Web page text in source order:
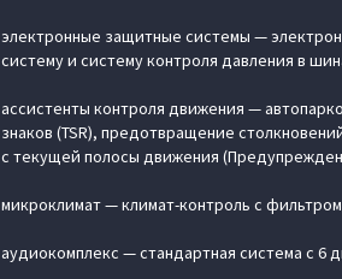
электронные защитные системы —
систему и систему контроля давления в
ассистенты контроля движения —
знаков (TSR), предотвращение
с текущей полосы движения
микроклимат — климат-контроль с
аудиокомплекс — стандартная система с 6